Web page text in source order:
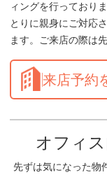
ィングを行っており
とりに親身にご対応
ます。ご来店の際は
来店予約
オフィ
先ずは気になった物